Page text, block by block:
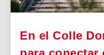
En el Colle